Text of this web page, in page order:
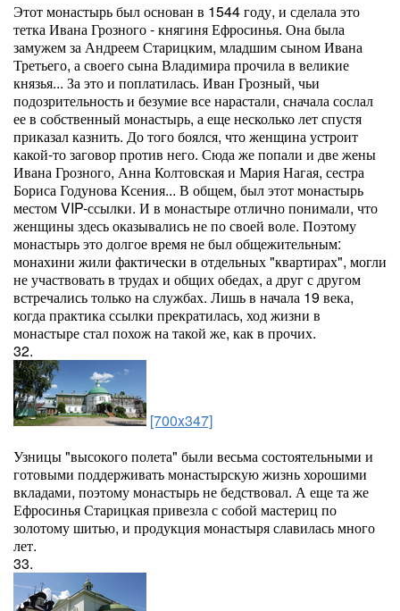
Этот монастырь был основан в 1544 году, и сделала это
тетка Ивана Грозного - княгиня Ефросинья. Она была
замужем за Андреем Старицким, младшим сыном Ивана
Третьего, а своего сына Владимира прочила в великие
князья... За это и поплатилась. Иван Грозный, чьи
подозрительность и безумие все нарастали, сначала сослал
ее в собственный монастырь, а еще несколько лет спустя
приказал казнить. До того боялся, что женщина устроит
какой-то заговор против него. Сюда же попали и две жены
Ивана Грозного, Анна Колтовская и Мария Нагая, сестра
Бориса Годунова Ксения... В общем, был этот монастырь
местом VIP-ссылки. И в монастыре отлично понимали, что
женщины здесь оказывались не по своей воле. Поэтому
монастырь это долгое время не был общежительным:
монахини жили фактически в отдельных "квартирах", могли
не участвовать в трудах и общих обедах, а друг с другом
встречались только на службах. Лишь в начала 19 века,
когда практика ссылки прекратилась, ход жизни в
монастыре стал похож на такой же, как в прочих.
32.
[700x347]
Узницы "высокого полета" были весьма состоятельными и
готовыми поддерживать монастырскую жизнь хорошими
вкладами, поэтому монастырь не бедствовал. А еще та же
Ефросинья Старицкая привезла с собой мастериц по
золотому шитью, и продукция монастыря славилась много
лет.
33.